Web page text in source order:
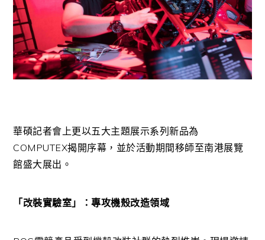
華碩記者會上更以五大主題展示系列新品為
COMPUTEX揭開序幕，並於活動期間移師至南港展覽
館盛大展出。
「改裝實驗室」：專攻機殼改造領域